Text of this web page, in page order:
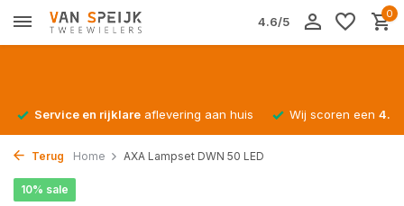
4.6/5
0
Service en rijklare aflevering aan huis Wij scoren een
Terug Home AXA Lampset DWN 50 LED
10% sale